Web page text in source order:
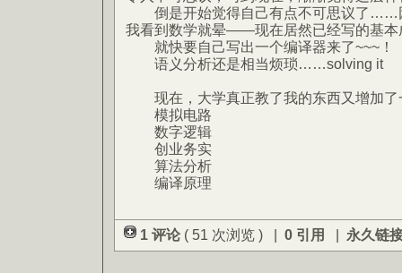
倒是开始觉得自己有点不可思议了……
我看到数学就晕——现在居然已经写的基本
就快要自己写出一个编译器来了~~~！
语义分析还是相当烦琐……solving it
现在，大学真正教了我的东西又增加了
模拟电路
数字逻辑
创业务实
算法分析
编译原理
1 评论 ( 51 次浏览 ) | 0 引用 | 永久链